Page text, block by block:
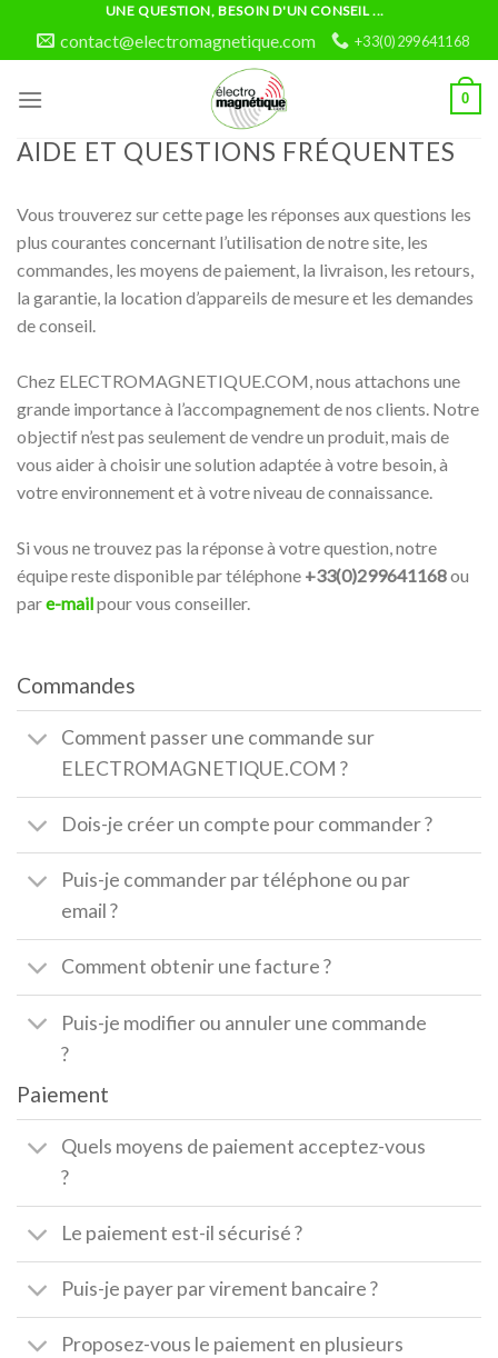
UNE QUESTION, BESOIN D'UN CONSEIL ...
contact@electromagnetique.com +33(0)299641168
0
AIDE ET QUESTIONS FRÉQUENTES
Vous trouverez sur cette page les réponses aux questions les
plus courantes concernant l’utilisation de notre site, les
commandes, les moyens de paiement, la livraison, les retours,
la garantie, la location d’appareils de mesure et les demandes
de conseil.
Chez ELECTROMAGNETIQUE.COM, nous attachons une
grande importance à l’accompagnement de nos clients. Notre
objectif n’est pas seulement de vendre un produit, mais de
vous aider à choisir une solution adaptée à votre besoin, à
votre environnement et à votre niveau de connaissance.
Si vous ne trouvez pas la réponse à votre question, notre
équipe reste disponible par téléphone +33(0)299641168ou
pare-mailpour vous conseiller.
Commandes
Comment passer une commande sur
ELECTROMAGNETIQUE.COM ?
Dois-je créer un compte pour commander ?
Puis-je commander par téléphone ou par
email ?
Comment obtenir une facture ?
Puis-je modifier ou annuler une commande
?
Paiement
Quels moyens de paiement acceptez-vous
?
Le paiement est-il sécurisé ?
Puis-je payer par virement bancaire ?
Proposez-vous le paiement en plusieurs